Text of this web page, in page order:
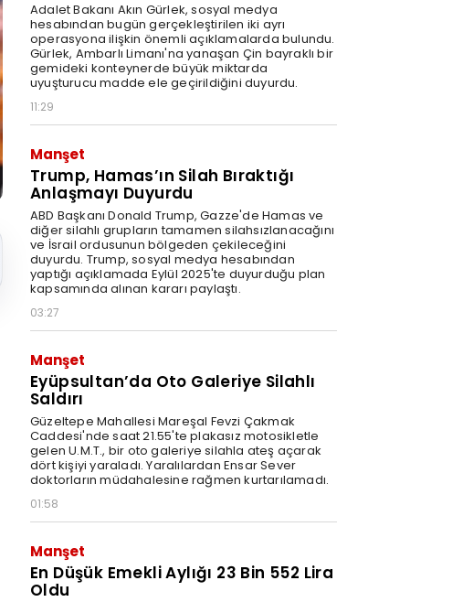
Adalet Bakanı Akın Gürlek, sosyal medya
hesabından bugün gerçekleştirilen iki ayrı
operasyona ilişkin önemli açıklamalarda bulundu.
Gürlek, Ambarlı Limanı'na yanaşan Çin bayraklı bir
gemideki konteynerde büyük miktarda
uyuşturucu madde ele geçirildiğini duyurdu.
11:29
Manşet
Trump, Hamas’ın Silah Bıraktığı
Anlaşmayı Duyurdu
ABD Başkanı Donald Trump, Gazze'de Hamas ve
diğer silahlı grupların tamamen silahsızlanacağını
ve İsrail ordusunun bölgeden çekileceğini
duyurdu. Trump, sosyal medya hesabından
yaptığı açıklamada Eylül 2025'te duyurduğu plan
kapsamında alınan kararı paylaştı.
03:27
Manşet
Eyüpsultan’da Oto Galeriye Silahlı
Saldırı
Güzeltepe Mahallesi Mareşal Fevzi Çakmak
Caddesi'nde saat 21.55'te plakasız motosikletle
gelen U.M.T., bir oto galeriye silahla ateş açarak
dört kişiyi yaraladı. Yaralılardan Ensar Sever
doktorların müdahalesine rağmen kurtarılamadı.
01:58
Manşet
En Düşük Emekli Aylığı 23 Bin 552 Lira
Oldu